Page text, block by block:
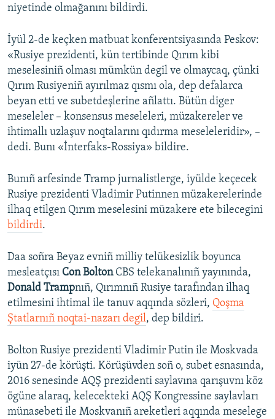
niyetinde olmağanını bildirdi.
İyül 2-de keçken matbuat konferentsiyasında Peskov:
«Rusiye prezidenti, kün tertibinde Qırım kibi
meselesiniñ olması mümkün degil ve olmaycaq, çünki
Qırım Rusiyeniñ ayırılmaz qısmı ola, dep defalarca
beyan etti ve subetdeşlerine añlattı. Bütün diger
meseleler – konsensus meseleleri, müzakereler ve
ihtimallı uzlaşuv noqtalarını qıdırma meseleleridir», –
dedi. Bunı «İnterfaks-Rossiya» bildire.
Bunıñ arfesinde Tramp jurnalistlerge, iyülde keçecek
Rusiye prezidenti Vladimir Putinnen müzakerelerinde
ilhaq etilgen Qırım meselesini müzakere ete bilecegini
bildirdi.
Daa soñra Beyaz evniñ milliy telükesizlik boyunca
mesleatçısı Con BoltonCBS telekanalınıñ yayınında,
Donald Trampnıñ, Qırımnıñ Rusiye tarafından ilhaq
etilmesini ihtimal ile tanuv aqqında sözleri, Qoşma
Ştatlarnıñ noqtai-nazarı degil, dep bildiri.
Bolton Rusiye prezidenti Vladimir Putin ile Moskvada
iyün 27-de körüşti. Körüşüvden soñ o, subet esnasında,
2016 senesinde AQŞ prezidenti saylavına qarışuvnı köz
ögüne alaraq, kelecekteki AQŞ Kongressine saylavları
münasebeti ile Moskvanıñ areketleri aqqında meselege